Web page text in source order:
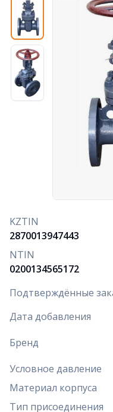
KZTIN
2870013947443
NTIN
0200134565172
Подтверждённые
Дата добавления
Бренд
Условное давление
Материал корпуса
Тип присоединения